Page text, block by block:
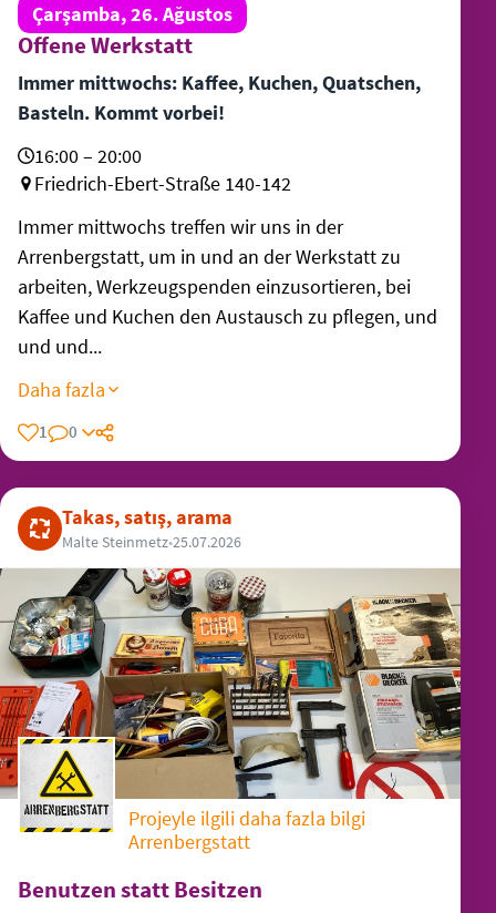
Çarşamba, 26. Ağustos
Offene Werkstatt
Immer mittwochs: Kaffee, Kuchen, Quatschen,
Basteln. Kommt vorbei!
16:00 – 20:00
Friedrich-Ebert-Straße 140-142
Immer mittwochs treffen wir uns in der
Arrenbergstatt, um in und an der Werkstatt zu
arbeiten, Werkzeugspenden einzusortieren, bei
Kaffee und Kuchen den Austausch zu pflegen, und
und und...
Daha fazla
1 0
Takas, satış, arama
Malte Steinmetz•25.07.2026
Projeyle ilgili daha fazla bilgi
Arrenbergstatt
Benutzen statt Besitzen